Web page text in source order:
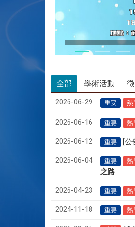
115/05/28
全部 學術活動
2026-06-29 重要 熱
2026-06-16 重要 熱
2026-06-12 重要 [公
2026-06-04 重要 熱
之路
2026-04-23 重要 熱
2024-11-18 重要 熱